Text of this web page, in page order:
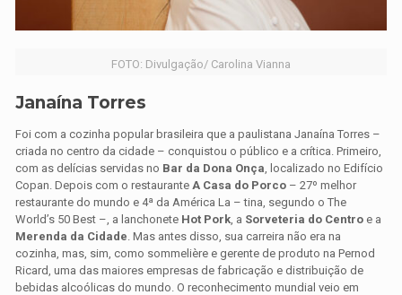
FOTO: Divulgação/ Carolina Vianna
Janaína Torres
Foi com a cozinha popular brasileira que a paulistana Janaína Torres –
criada no centro da cidade – conquistou o público e a crítica. Primeiro,
com as delícias servidas no Bar da Dona Onça , localizado no Edifício
Copan. Depois com o restaurante A Casa do Porco – 27º melhor
restaurante do mundo e 4ª da América La – tina, segundo o The
World’s 50 Best –, a lanchonete Hot Pork , a Sorveteria do Centro e a
Merenda da Cidade . Mas antes disso, sua carreira não era na
cozinha, mas, sim, como sommelière e gerente de produto na Pernod
Ricard, uma das maiores empresas de fabricação e distribuição de
bebidas alcoólicas do mundo. O reconhecimento mundial veio em